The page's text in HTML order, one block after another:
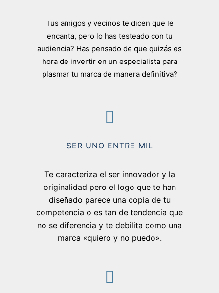
Tus amigos y vecinos te dicen que le
encanta, pero lo has testeado con tu
audiencia? Has pensado de que quizás es
hora de invertir en un especialista para
plasmar tu marca de manera definitiva?
SER UNO ENTRE MIL
Te caracteriza el ser innovador y la
originalidad pero el logo que te han
diseñado parece una copia de tu
competencia o es tan de tendencia que
no se diferencia y te debilita como una
marca «quiero y no puedo».